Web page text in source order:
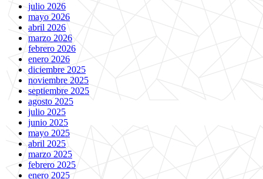
julio 2026
mayo 2026
abril 2026
marzo 2026
febrero 2026
enero 2026
diciembre 2025
noviembre 2025
septiembre 2025
agosto 2025
julio 2025
junio 2025
mayo 2025
abril 2025
marzo 2025
febrero 2025
enero 2025